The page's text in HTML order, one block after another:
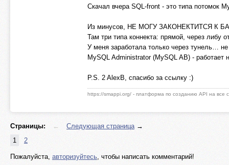
Скачал вчера SQL-front - это типа потомок
Из минусов, НЕ МОГУ ЗАКОНЕКТИТСЯ К
Там три типа коннекта: прямой, через либу
У меня заработала только через тунель…
MySQL Administrator (MySQL AB) -
P.S. 2 AlexB, спасибо за ссылку :)
https://smappi.org/ - платформа по созданию API на все
Страницы: ← Следующая страница→
1
2
Пожалуйста, авторизуйтесь, чтобы написать комментарий!